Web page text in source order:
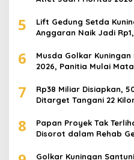
5
Lift Gedung Setda
Anggaran Naik Jadi
6
Musda Golkar
2026, Panitia Mulai
7
Rp38 Miliar Disiapkan,
Ditarget Tangani 22
8
Papan Proyek Tak
Disorot dalam Rehab
Golkar Kuningan